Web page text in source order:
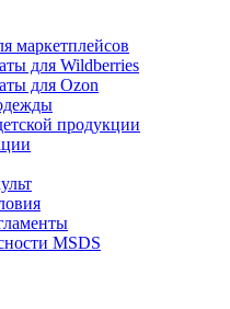
маркетплейсов
для Wildberries
для Ozon
продукции
MSDS